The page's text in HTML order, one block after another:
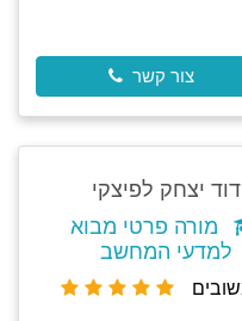
צור קשר
דוד יצחק לפיצקי
מורה פרטי מבוא
למדעי המחשב